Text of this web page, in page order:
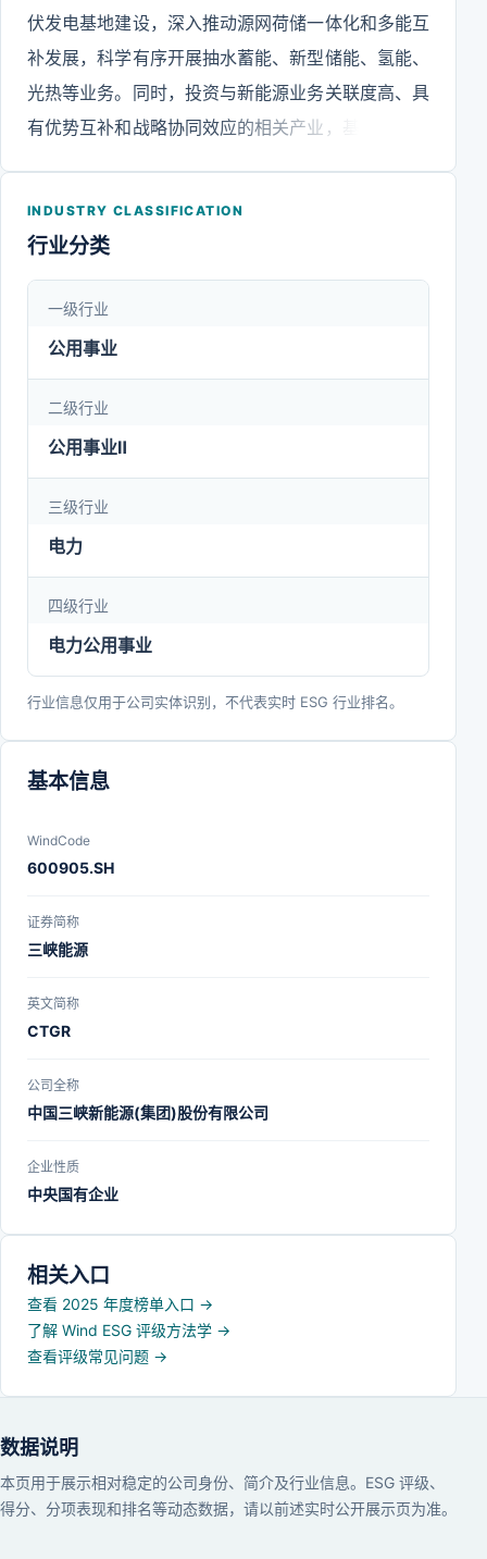
伏发电基地建设，深入推动源网荷储一体化和多能互
补发展，科学有序开展抽水蓄能、新型储能、氢能、
光热等业务。同时，投资与新能源业务关联度高、具
有优势互补和战略协同效应的相关产业，基本形成了
省、自治区和直辖市，装机规模、盈利能力等居于国
INDUSTRY CLASSIFICATION
行业分类
一级行业
公用事业
二级行业
公用事业Ⅱ
三级行业
电力
四级行业
电力公用事业
行业信息仅用于公司实体识别，不代表实时 ESG 行业排名。
基本信息
WindCode
600905.SH
证券简称
三峡能源
英文简称
CTGR
公司全称
中国三峡新能源(集团)股份有限公司
企业性质
中央国有企业
相关入口
查看 2025 年度榜单入口 →
了解 Wind ESG 评级方法学 →
查看评级常见问题 →
数据说明
本页用于展示相对稳定的公司身份、简介及行业信息。ESG 评级、
得分、分项表现和排名等动态数据，请以前述实时公开展示页为准。